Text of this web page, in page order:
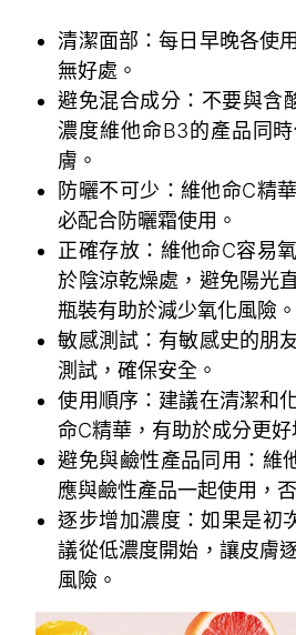
清潔面部：每日早晚各使
無好處。
避免混合成分：不要與含
濃度維他命B3的產品同
膚。
防曬不可少：維他命C精
必配合防曬霜使用。
正確存放：維他命C容易
於陰涼乾燥處，避免陽光
瓶裝有助於減少氧化風險。
敏感測試：有敏感史的朋
測試，確保安全。
使用順序：建議在清潔和
命C精華，有助於成分更好
避免與鹼性產品同用：維
應與鹼性產品一起使用，
逐步增加濃度：如果是初
議從低濃度開始，讓皮膚
風險。